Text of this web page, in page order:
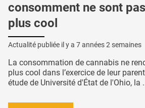
consomment ne sont
plus cool
Actualité publiée il y a 7 années 2 semaines
La consommation de cannabis ne
plus cool dans l’exercice de leur
étude de Université d'État de l'Ohio, la